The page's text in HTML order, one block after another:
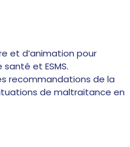
et d’animation pour
et ESMS.
recommandations de la
de maltraitance en